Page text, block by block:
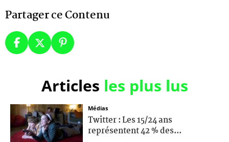
Partager ce Contenu
Articles les plus lus
Médias
Twitter : Les 15/24 ans
représentent 42 % des...